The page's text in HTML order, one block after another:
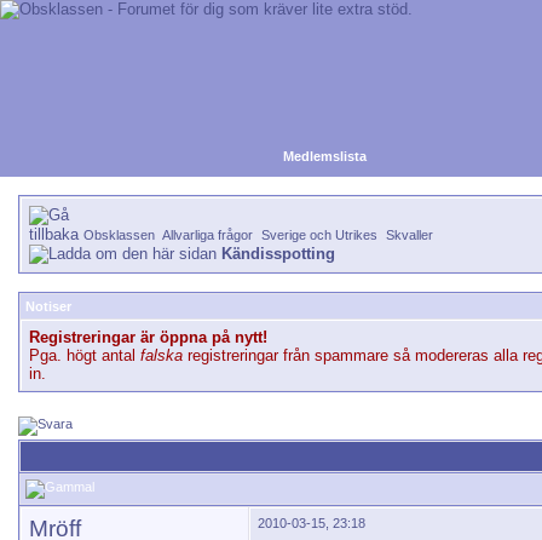
Medlemslista
Obsklassen Allvarliga frågor Sverige och Utrikes Skvaller
Kändisspotting
Notiser
Registreringar är öppna på nytt!
Pga. högt antal falska registreringar från spammare så modereras alla
in.
Mröff 2010-03-15, 23:18